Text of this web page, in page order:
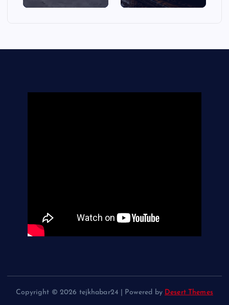
Copyright © 2026 tejkhabar24 | Powered by Desert Themes